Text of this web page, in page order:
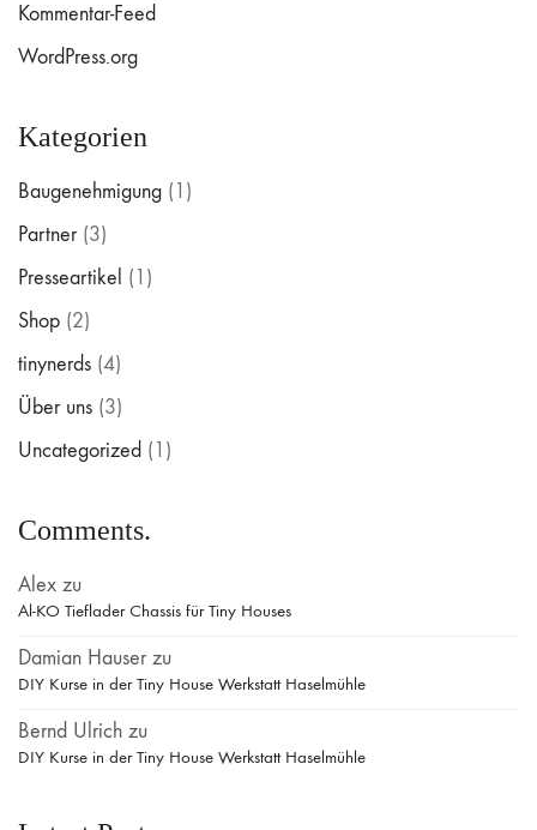
Kommentar-Feed
WordPress.org
Kategorien
Baugenehmigung (1)
Partner(3)
Presseartikel (1)
Shop (2)
tinynerds (4)
Über uns (3)
Uncategorized (1)
Comments.
Alex zu
Al-KO Tieflader Chassis für Tiny Houses
Damian Hauser zu
DIY Kurse in der Tiny House Werkstatt Haselmühle
Bernd Ulrich zu
DIY Kurse in der Tiny House Werkstatt Haselmühle